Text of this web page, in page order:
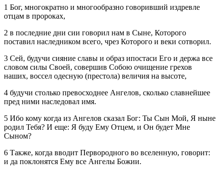
1 Бог, многократно и многообразно говоривший издревле
отцам в пророках,
2 в последние дни сии говорил нам в Сыне, Которого
поставил наследником всего, чрез Которого и веки сотворил.
3 Сей, будучи сияние славы и образ ипостаси Его и держа все
словом силы Своей, совершив Собою очищение грехов
наших, воссел одесную (престола) величия на высоте,
4 будучи столько превосходнее Ангелов, сколько славнейшее
пред ними наследовал имя.
5 Ибо кому когда из Ангелов сказал Бог: Ты Сын Мой, Я ныне
родил Тебя? И еще: Я буду Ему Отцем, и Он будет Мне
Сыном?
6 Также, когда вводит Первородного во вселенную, говорит:
и да поклонятся Ему все Ангелы Божии.